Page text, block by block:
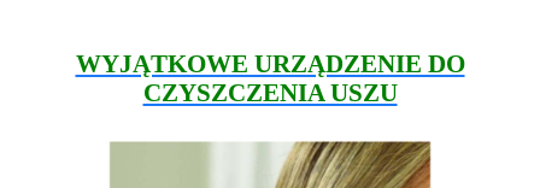
WYJĄTKOWE URZĄDZENIE DO
CZYSZCZENIA USZU